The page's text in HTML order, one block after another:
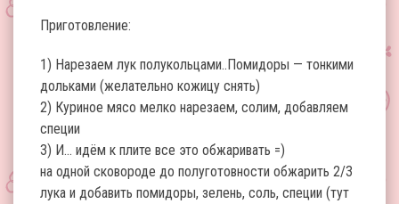
Приготовление:
1) Нарезаем лук полукольцами..Помидоры — тонкими
дольками (желательно кожицу снять)
2) Куриное мясо мелко нарезаем, солим, добавляем
специи
3) И… идём к плите все это обжаривать =)
на одной сковороде до полуготовности обжарить 2/3
лука и добавить помидоры, зелень, соль, специи (тут